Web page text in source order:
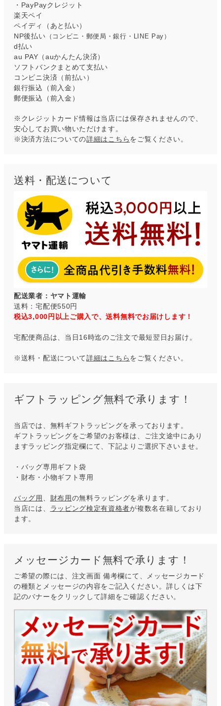
・PayPayクレジット
楽天ペイ
ペイディ（あと払い）
NP後払い （コンビニ・郵便局・銀行・LINE Pay）
d払い
au PAY（auかんたん決済）
ソフトバンクまとめて支払い
コンビニ決済（前払い）
銀行振込（前入金）
郵便振込（前入金）
※クレジットカード情報は当店には保存されませんので、
安心してお買い物いただけます。
※決済方法についての詳細はこちらをご覧ください。
送料・配送について
配送業者：ヤマト運輸
送料：宅配便550円
税込3,000円以上ご購入で、送料無料でお届けします！
宅配便商品は、当日16時迄のご注文で最短翌日お届け。
※送料・配送について詳細はこちらをご覧ください。
ギフトラッピング無料で承ります！
当店では、無料ギフトラッピングを承っております。
ギフトラッピングをご希望のお客様は、ご注文途中にあり
ますラッピング指定欄にて、下記よりご選択下さいませ。
・バッグ専用ギフト袋
・財布・小物ギフト専用
バッグ用 財布用の無料ラッピングを承ります。
当店には、 ラッピング検定有資格者が複数名在籍しており
ます。
メッセージカード無料で承ります！
ご希望の際には、注文画面 備考欄にて、メッセージカード
の種類とメッセージの内容をご記入ください。詳しくは下
記のバナーをクリックして詳細をご確認ください。